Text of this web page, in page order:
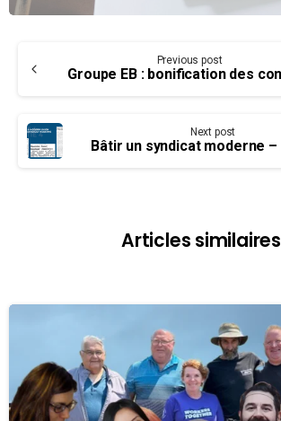
Reading
Previous post
Next post
Articles similaires